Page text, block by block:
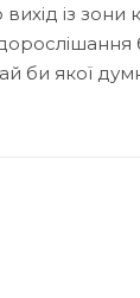
із
би якої